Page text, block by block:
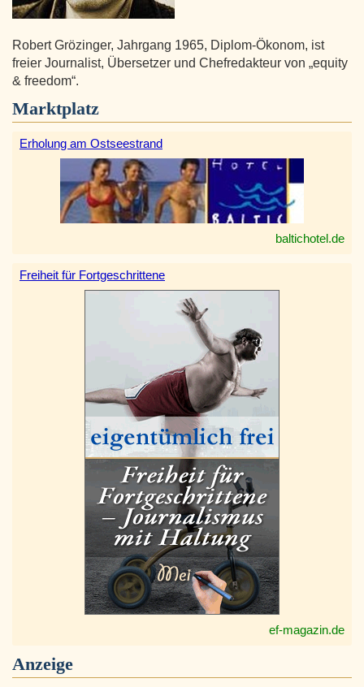
Robert Grözinger, Jahrgang 1965, Diplom-Ökonom, ist
freier Journalist, Übersetzer und Chefredakteur von „equity
& freedom“.
Marktplatz
Erholung am Ostseestrand
baltichotel.de
Freiheit für Fortgeschrittene
ef-magazin.de
Anzeige